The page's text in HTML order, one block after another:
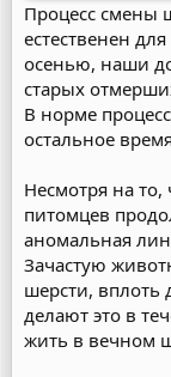
Процесс смены
естественен
осенью, наши
старых
В норме
остальное
Несмотря на
питомцев
аномальная
Зачастую
шерсти,
делают это в
жить в вечном